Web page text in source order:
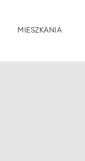
MIESZKANIA